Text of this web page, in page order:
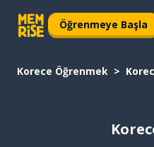
Öğrenmeye Başla
Korece Öğrenmek